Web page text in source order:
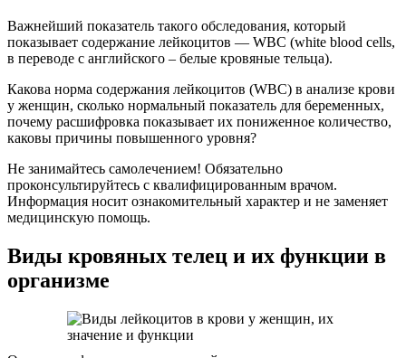
Важнейший показатель такого обследования, который
показывает содержание лейкоцитов — WBC (white blood cells,
в переводе с английского – белые кровяные тельца).
Какова норма содержания лейкоцитов (WBC) в анализе крови
у женщин, сколько нормальный показатель для беременных,
почему расшифровка показывает их пониженное количество,
каковы причины повышенного уровня?
Не занимайтесь самолечением! Обязательно
проконсультируйтесь с квалифицированным врачом.
Информация носит ознакомительный характер и не заменяет
медицинскую помощь.
Виды кровяных телец и их функции в
организме